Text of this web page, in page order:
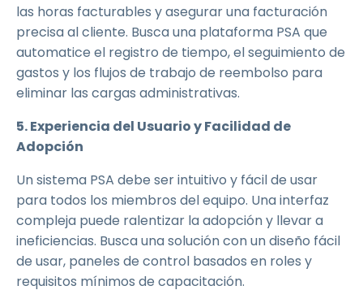
las horas facturables y asegurar una facturación
precisa al cliente. Busca una plataforma PSA que
automatice el registro de tiempo, el seguimiento de
gastos y los flujos de trabajo de reembolso para
eliminar las cargas administrativas.
5. Experiencia del Usuario y Facilidad de
Adopción
Un sistema PSA debe ser intuitivo y fácil de usar
para todos los miembros del equipo. Una interfaz
compleja puede ralentizar la adopción y llevar a
ineficiencias. Busca una solución con un diseño fácil
de usar, paneles de control basados en roles y
requisitos mínimos de capacitación.